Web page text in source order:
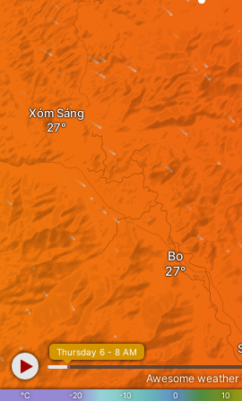
Bo
Xóm Sáng
°C -20 -10 0 10
Thursday 6 - 8 AM
Awesome